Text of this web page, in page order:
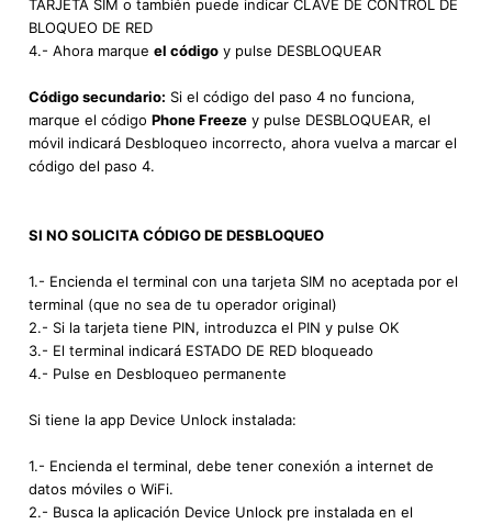
TARJETA SIM o también puede indicar CLAVE DE CONTROL DE
BLOQUEO DE RED
4.- Ahora marque el código y pulse DESBLOQUEAR
Código secundario: Si el código del paso 4 no funciona,
marque el código Phone Freeze y pulse DESBLOQUEAR, el
móvil indicará Desbloqueo incorrecto, ahora vuelva a marcar el
código del paso 4.
SI NO SOLICITA CÓDIGO DE DESBLOQUEO
1.- Encienda el terminal con una tarjeta SIM no aceptada por el
terminal (que no sea de tu operador original)
2.- Si la tarjeta tiene PIN, introduzca el PIN y pulse OK
3.- El terminal indicará ESTADO DE RED bloqueado
4.- Pulse en Desbloqueo permanente
Si tiene la app Device Unlock instalada:
1.- Encienda el terminal, debe tener conexión a internet de
datos móviles o WiFi.
2.- Busca la aplicación Device Unlock pre instalada en el